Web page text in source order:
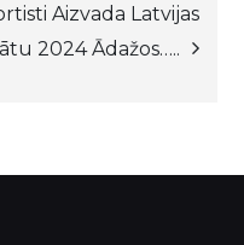
Aizvada Latvijas
2024 Ādažos…..